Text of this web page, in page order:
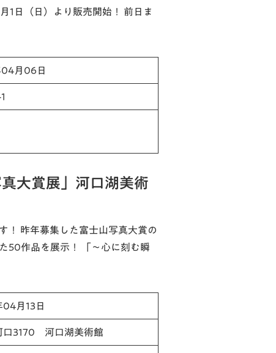
1日（日）より販売開始！ 前日ま
月06日
大賞展」河口湖美術
！ 昨年募集した富士山写真大賞の
50作品を展示！ 「～心に刻む瞬
月13日
3170 河口湖美術館